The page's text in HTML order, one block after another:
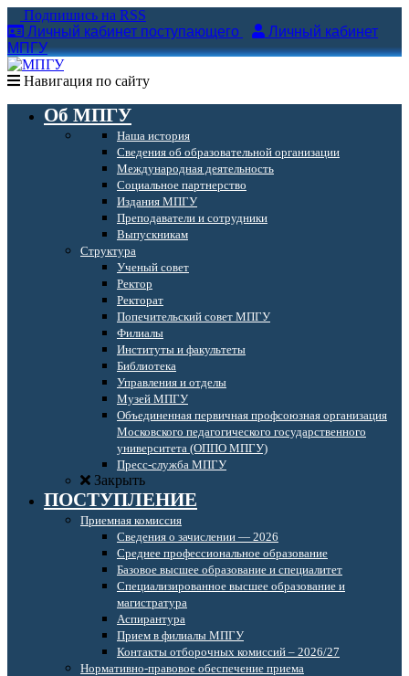
Подпишись на RSS
Личный кабинет поступающего
Личный кабинет
МПГУ
Навигация по сайту
Об МПГУ
Наша история
Сведения об образовательной организации
Международная деятельность
Социальное партнерство
Издания МПГУ
Преподаватели и сотрудники
Выпускникам
Структура
Ученый совет
Ректор
Ректорат
Попечительский совет МПГУ
Филиалы
Институты и факультеты
Библиотека
Управления и отделы
Музей МПГУ
Объединенная первичная профсоюзная организация
Московского педагогического государственного
университета (ОППО МПГУ)
Пресс-служба МПГУ
Закрыть
ПОСТУПЛЕНИЕ
Приемная комиссия
Сведения о зачислении — 2026
Среднее профессиональное образование
Базовое высшее образование и специалитет
Специализированное высшее образование и
магистратура
Аспирантура
Прием в филиалы МПГУ
Контакты отборочных комиссий – 2026/27
Нормативно-правовое обеспечение приема